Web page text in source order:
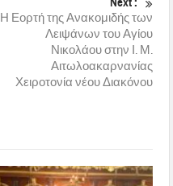
Η Εορτή της Ανακομιδής των
Λειψάνων του Αγίου
Νικολάου στην Ι. Μ.
Αιτωλοακαρνανίας
Χειροτονία νέου Διακόνου